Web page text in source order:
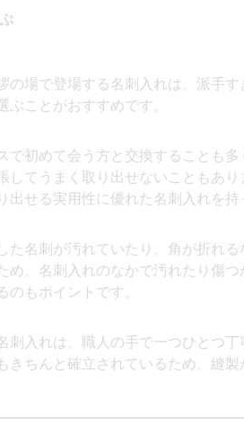
の場で登場する名刺入れは、派手
ぶことがおすすめです。
で初めて会う方と交換することも
してうまく取り出せないこともあ
出せる実用性に優れた名刺入れを
た名刺が汚れていたり、角が折れ
め、名刺入れのなかで汚れたり傷
のもポイントです。
刺入れは、職人の手で一つひとつ
きちんと確立されているため、縫